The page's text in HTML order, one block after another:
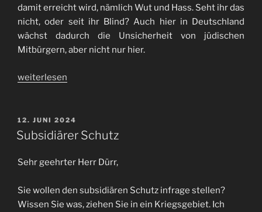
damit erreicht wird, nämlich Wut und Hass. Seht ihr das
nicht, oder seit ihr Blind? Auch hier in Deutschland
wächst dadurch die Unsicherheit von jüdischen
Mitbürgern, aber nicht nur hier.
„Hallo
weiterlesen
VERÖFFENTLICHT
AM
12. JUNI 2024
Subsidiärer Schutz
Sehr geehrter Herr Dürr,
Sie wollen den subsidiären Schutz infrage stellen?
Wissen Sie was, ziehen Sie in ein Kriegsgebiet. Ich